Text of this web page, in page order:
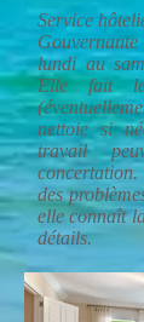
Service
lundi au
Elle fait
nettoie si
travail
des
elle connaît
détails.